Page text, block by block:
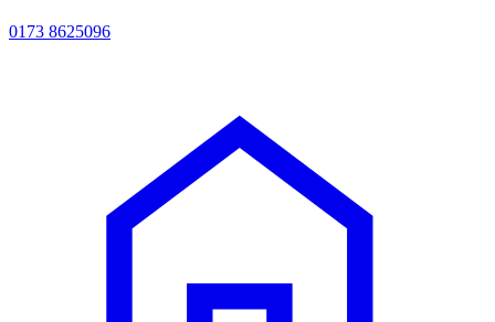
0173 8625096